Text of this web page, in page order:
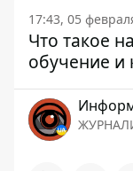
17:43, 05
Что такое
обучение и